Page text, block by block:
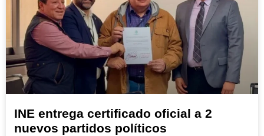
INE entrega certificado oficial a 2
nuevos partidos políticos